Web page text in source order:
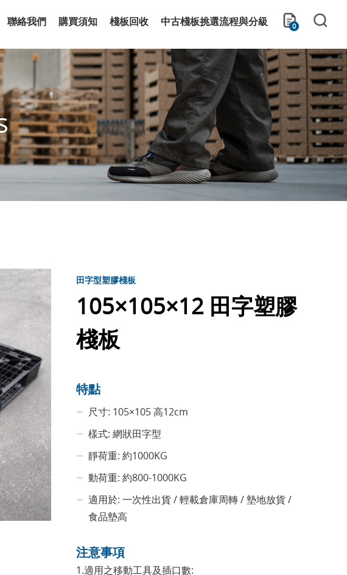
聯絡我們 購買須知 棧板回收 中古棧板挑選流程與分級 0
田字型塑膠棧板
105×105×12 田字塑膠
棧板
特點
尺寸: 105×105 高12cm
樣式: 網狀田字型
靜荷重: 約1000KG
動荷重: 約800-1000KG
適用於: 一次性出貨 / 輕載倉庫周轉 / 墊地放貨 /
食品墊高
注意事項
1.適用之移動工具及插口數: